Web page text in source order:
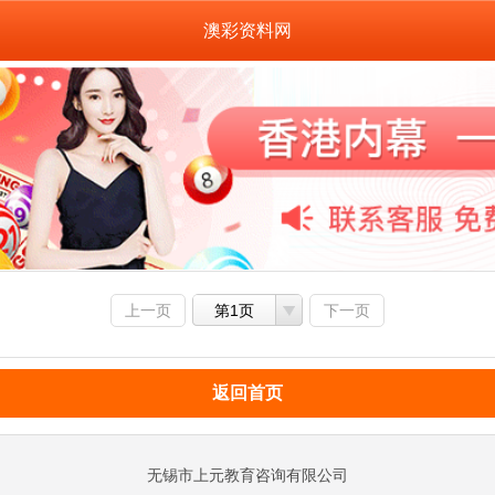
澳彩资料网
上一页 第1页 下一页
返回首页
无锡市上元教育咨询有限公司